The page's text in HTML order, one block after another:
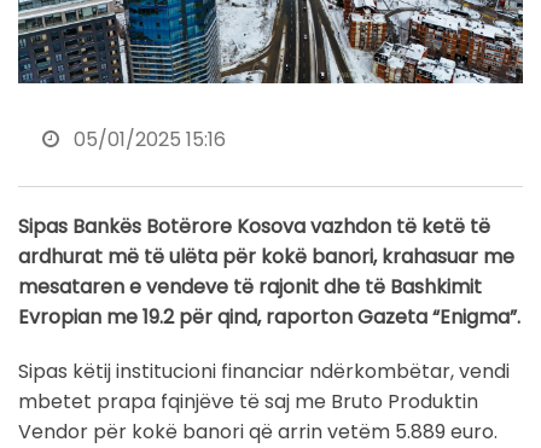
05/01/2025 15:16
Sipas Bankës Botërore Kosova vazhdon të ketë të
ardhurat më të ulëta për kokë banori, krahasuar me
mesataren e vendeve të rajonit dhe të Bashkimit
Evropian me 19.2 për qind, raporton Gazeta “Enigma”.
Sipas këtij institucioni financiar ndërkombëtar, vendi
mbetet prapa fqinjëve të saj me Bruto Produktin
Vendor për kokë banori që arrin vetëm 5.889 euro.